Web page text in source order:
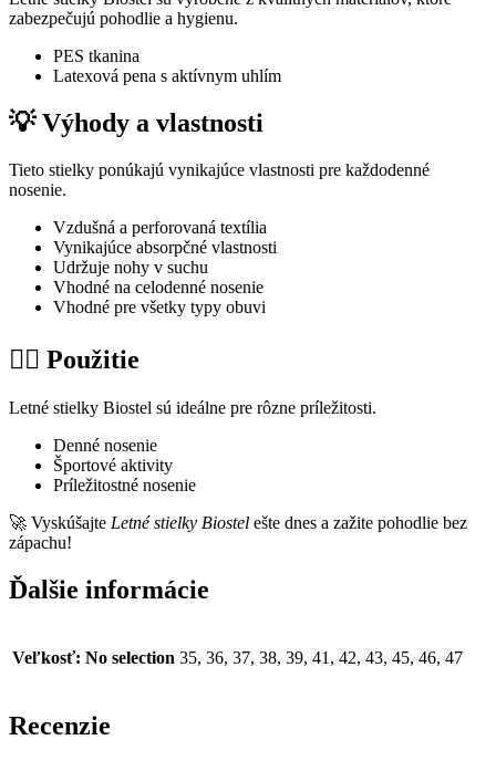
zabezpečujú pohodlie a hygienu.
PES tkanina
Latexová pena s aktívnym uhlím
💡 Výhody a vlastnosti
Tieto stielky ponúkajú vynikajúce vlastnosti pre každodenné
nosenie.
Vzdušná a perforovaná textília
Vynikajúce absorpčné vlastnosti
Udržuje nohy v suchu
Vhodné na celodenné nosenie
Vhodné pre všetky typy obuvi
🏃‍♂ Použitie
Letné stielky Biostel sú ideálne pre rôzne príležitosti.
Denné nosenie
Športové aktivity
Príležitostné nosenie
🚀 Vyskúšajte Letné stielky Biostel ešte dnes a zažite pohodlie bez
zápachu!
Ďalšie informácie
Veľkosť: No selection 35, 36, 37, 38, 39, 41, 42, 43, 45, 46, 47
Recenzie